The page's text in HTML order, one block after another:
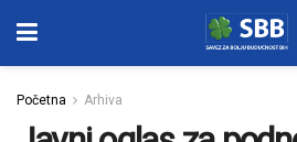
Početna Arhiva